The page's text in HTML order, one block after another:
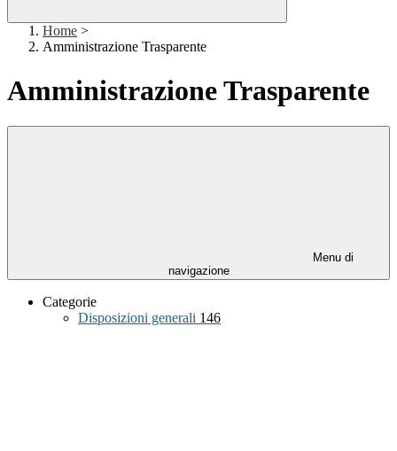
Home >
Amministrazione Trasparente
Amministrazione Trasparente
Menu di
navigazione
Categorie
Disposizioni generali 146